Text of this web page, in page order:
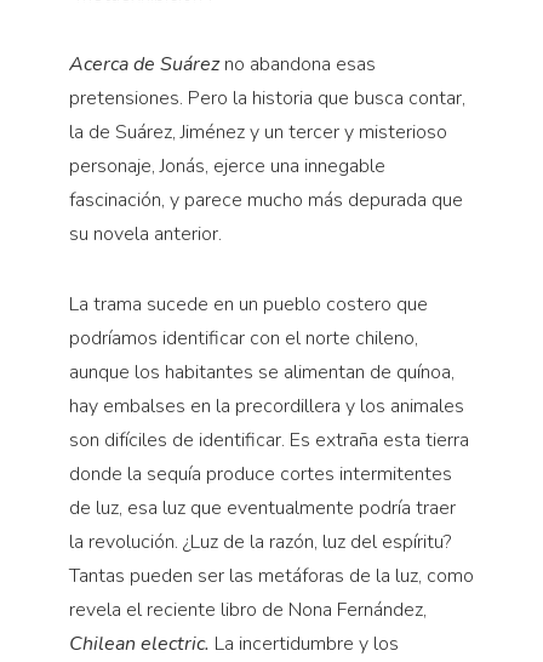
Acerca de Suárezno abandona esas
pretensiones. Pero la historia que busca contar,
la de Suárez, Jiménez y un tercer y misterioso
personaje, Jonás, ejerce una innegable
fascinación, y parece mucho más depurada que
su novela anterior.
La trama sucede en un pueblo costero que
podríamos identificar con el norte chileno,
aunque los habitantes se alimentan de quínoa,
hay embalses en la precordillera y los animales
son difíciles de identificar. Es extraña esta tierra
donde la sequía produce cortes intermitentes
de luz, esa luz que eventualmente podría traer
la revolución. ¿Luz de la razón, luz del espíritu?
Tantas pueden ser las metáforas de la luz, como
revela el reciente libro de Nona Fernández,
Chilean electric. La incertidumbre y los